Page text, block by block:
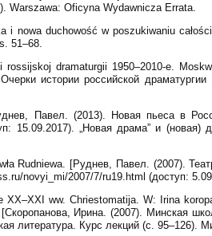
Warszawa: Oficyna Wydawnicza Errata.
i nowa duchowość w poszukiwaniu
51–68.
dramaturgii 1950–2010-e.
истории российской драматургии
Павел. (2013). Новая пьеса в
15.09.2017). „Новая драма” и (новая)
Rudniewa. [Руднев, Павел. (2007).
novyi_mi/2007/7/ru19.html (доступ:
XX–XXI ww. Chriestomatija. W: Irina
Ирина. (2007). Минская
литература. Курс лекций (с. 95–126).